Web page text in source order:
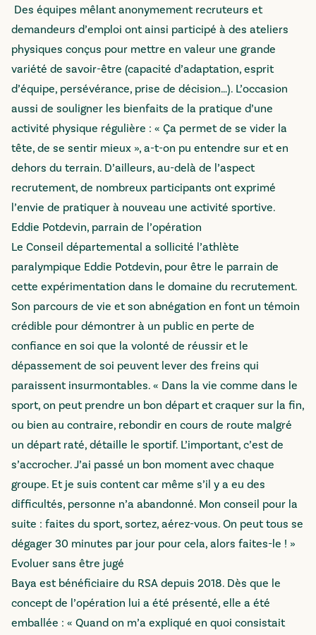
Des équipes mêlant anonymement recruteurs et
demandeurs d’emploi ont ainsi participé à des ateliers
physiques conçus pour mettre en valeur une grande
variété de savoir-être (capacité d’adaptation, esprit
d’équipe, persévérance, prise de décision…). L’occasion
aussi de souligner les bienfaits de la pratique d’une
activité physique régulière : « Ça permet de se vider la
tête, de se sentir mieux », a-t-on pu entendre sur et en
dehors du terrain. D’ailleurs, au-delà de l’aspect
recrutement, de nombreux participants ont exprimé
l’envie de pratiquer à nouveau une activité sportive.
Eddie Potdevin, parrain de l’opération
Le Conseil départemental a sollicité l’athlète
paralympique Eddie Potdevin, pour être le parrain de
cette expérimentation dans le domaine du recrutement.
Son parcours de vie et son abnégation en font un témoin
crédible pour démontrer à un public en perte de
confiance en soi que la volonté de réussir et le
dépassement de soi peuvent lever des freins qui
paraissent insurmontables. « Dans la vie comme dans le
sport, on peut prendre un bon départ et craquer sur la fin,
ou bien au contraire, rebondir en cours de route malgré
un départ raté, détaille le sportif. L’important, c’est de
s’accrocher. J’ai passé un bon moment avec chaque
groupe. Et je suis content car même s’il y a eu des
difficultés, personne n’a abandonné. Mon conseil pour la
suite : faites du sport, sortez, aérez-vous. On peut tous se
dégager 30 minutes par jour pour cela, alors faites-le ! »
Evoluer sans être jugé
Baya est bénéficiaire du RSA depuis 2018. Dès que le
concept de l’opération lui a été présenté, elle a été
emballée : « Quand on m’a expliqué en quoi consistait